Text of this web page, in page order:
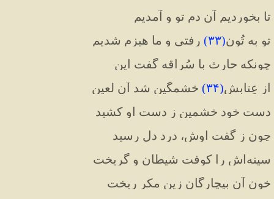
تا بخوردیم آن دم تو و آمدیم
تو به تُون(۳۳) رفتی و ما هیزم شدیم
چونکه حارث با سُراقه گفت این
از عِتابش(۳۴) خشمگین شد آن لعین
دست خود خشمین ز دست او کشید
چون ز گفت اوش، درد دل رسید
سینه‌اش را کوفت شیطان و گریخت
خون آن بیچارگان زین مکر ریخت